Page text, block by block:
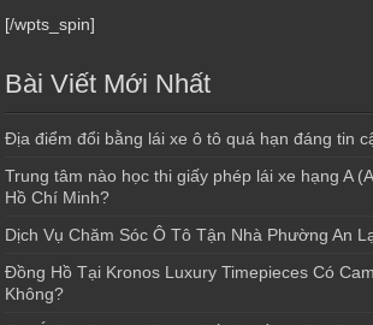
[/wpts_spin]
Bài Viết Mới Nhất
Địa điểm đổi bằng lái xe ô tô quá hạn đáng tin
Trung tâm nào học thi giấy phép lái xe hạng A
Hồ Chí Minh?
Dịch Vụ Chăm Sóc Ô Tô Tận Nhà Phường An
Đồng Hồ Tại Kronos Luxury Timepieces Có
Không?